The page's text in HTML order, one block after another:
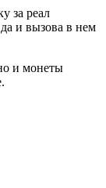
за реал
да и вызова в нем
и монеты